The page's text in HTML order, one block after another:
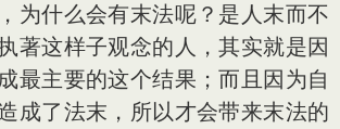
为什么会有末法呢？是人末而不
著这样子观念的人，其实就是因
最主要的这个结果；而且因为自
成了法末，所以才会带来末法的